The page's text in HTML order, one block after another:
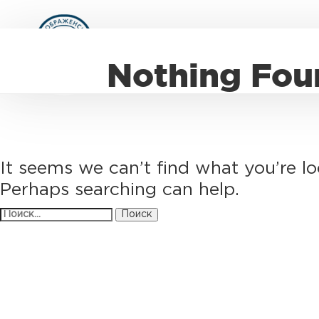
Nothing
It seems we can’t find what you’re
Perhaps searching can help.
Найти: